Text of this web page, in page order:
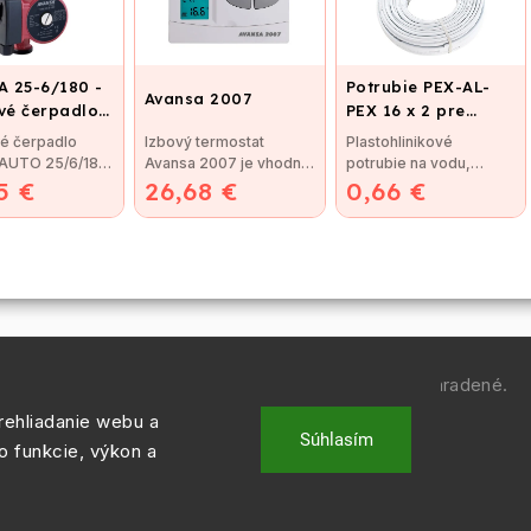
webu a
funkcie, výkon a
Súhlasím
25-6/180 -
čerpadlo,
závit
€
čerpadlo
25/6/180
čerpadlo
25/60...
Avansa 2007
26,68 €
Izbový termostat
Avansa 2007 je vhodný
na reguláciu väčšiny
kotlov. Termostat je...
Potrubie PEX-AL-
PEX 16 x 2 pre
vykurovanie,
podlahové kúrenie
a vodu
0,66 €
Plastohlinikové
potrubie na vodu,
kúrenie a podlahové
vykurovanie. Potrubie...
. Všetky práva vyhradené.
Vytvořil